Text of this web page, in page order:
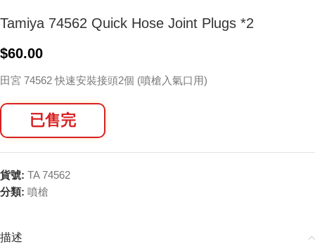
Tamiya 74562 Quick Hose Joint Plugs *2
$60.00
田宮 74562 快速安裝接頭2個 (噴槍入氣口用)
已售完
貨號: TA 74562
分類: 噴槍
描述